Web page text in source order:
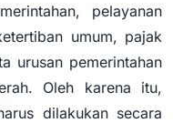
pelayanan
umum, pajak
urusan pemerintahan
Oleh karena itu,
dilakukan secara